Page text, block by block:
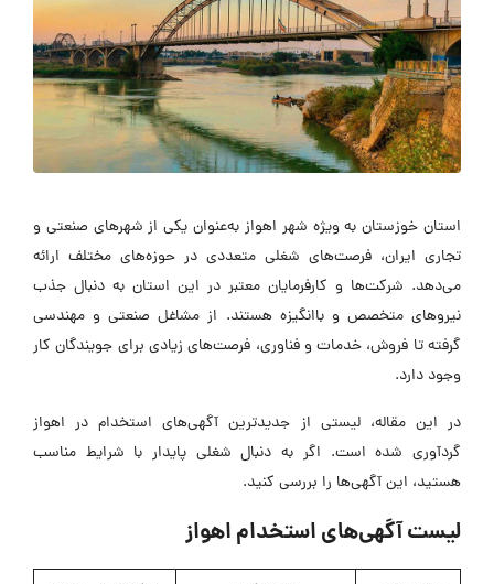
استان خوزستان به ویژه شهر اهواز به‌عنوان یکی از شهرهای صنعتی و
تجاری ایران، فرصت‌های شغلی متعددی در حوزه‌های مختلف ارائه
می‌دهد. شرکت‌ها و کارفرمایان معتبر در این استان به دنبال جذب
نیروهای متخصص و باانگیزه هستند. از مشاغل صنعتی و مهندسی
گرفته تا فروش، خدمات و فناوری، فرصت‌های زیادی برای جویندگان کار
وجود دارد.
در این مقاله، لیستی از جدیدترین آگهی‌های استخدام در اهواز
گردآوری شده است. اگر به دنبال شغلی پایدار با شرایط مناسب
هستید، این آگهی‌ها را بررسی کنید.
لیست آگهی‌های استخدام اهواز